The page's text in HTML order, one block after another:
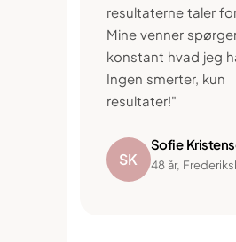
resultaterne taler
Mine venner
konstant hvad jeg
Ingen smerter, kun
resultater!"
SK
Sofie
48 år,